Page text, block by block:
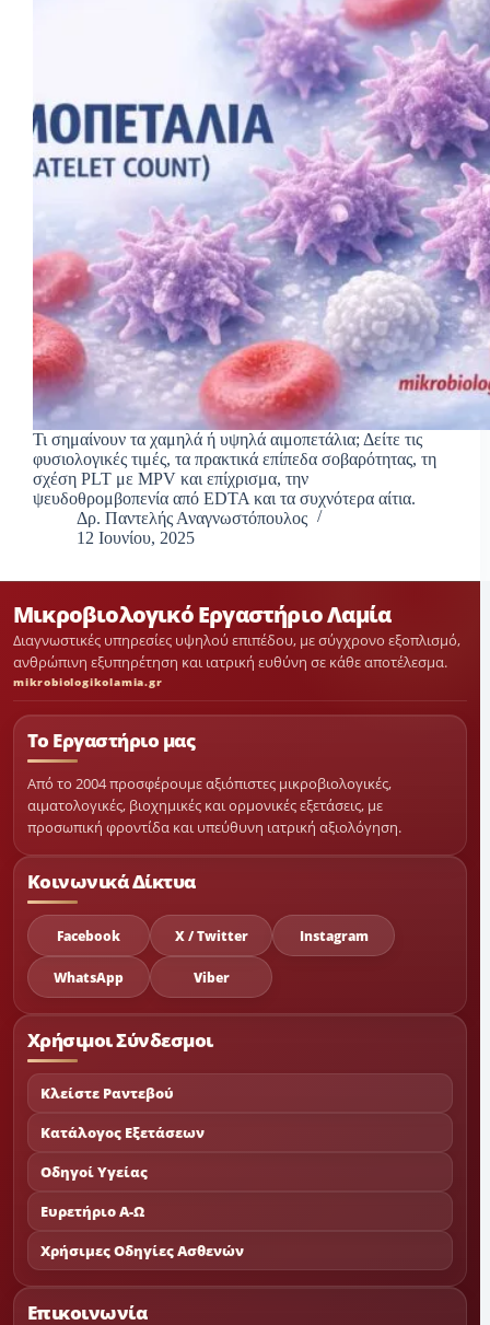
Τι σημαίνουν τα χαμηλά ή υψηλά αιμοπετάλια; Δείτε τις
φυσιολογικές τιμές, τα πρακτικά επίπεδα σοβαρότητας, τη
σχέση PLT με MPV και επίχρισμα, την
ψευδοθρομβοπενία από EDTA και τα συχνότερα αίτια.
Δρ. Παντελής Αναγνωστόπουλος
12 Ιουνίου, 2025
Μικροβιολογικό Εργαστήριο Λαμία
Διαγνωστικές υπηρεσίες υψηλού επιπέδου, με σύγχρονο εξοπλισμό,
ανθρώπινη εξυπηρέτηση και ιατρική ευθύνη σε κάθε αποτέλεσμα.
mikrobiologikolamia.gr
Το Εργαστήριο μας
Από το 2004 προσφέρουμε αξιόπιστες μικροβιολογικές,
αιματολογικές, βιοχημικές και ορμονικές εξετάσεις, με
προσωπική φροντίδα και υπεύθυνη ιατρική αξιολόγηση.
Κοινωνικά Δίκτυα
Facebook X / Twitter Instagram
WhatsApp Viber
Χρήσιμοι Σύνδεσμοι
Κλείστε Ραντεβού
Κατάλογος Εξετάσεων
Οδηγοί Υγείας
Ευρετήριο Α-Ω
Χρήσιμες Οδηγίες Ασθενών
Επικοινωνία